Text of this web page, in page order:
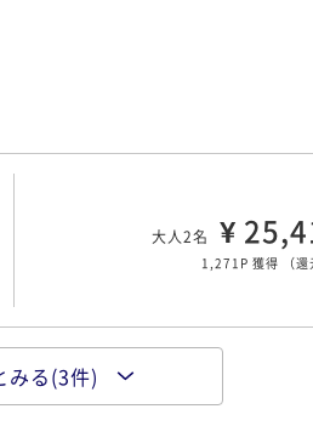
大人2名 ¥
1,271P 獲得 （還
大人2名 ¥
みる(3件)